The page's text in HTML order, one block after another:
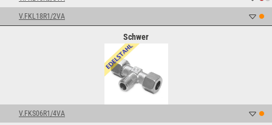
V.FKL18R1/2VA
Schwer
V.FKS06R1/4VA